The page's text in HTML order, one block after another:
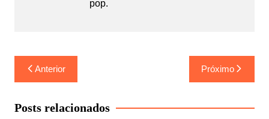
pop.
Navegação
de
Post
Anterior Próximo
Posts relacionados